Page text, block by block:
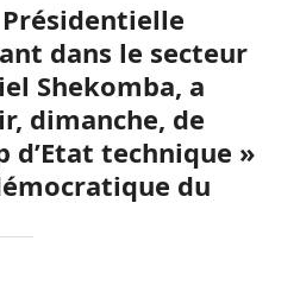
dans le secteur
Shekomba, a
dimanche, de
d’Etat technique »
du